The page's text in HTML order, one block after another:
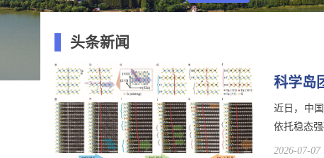
头条新闻
科学岛
近日，中
依托稳态
2026-07-07